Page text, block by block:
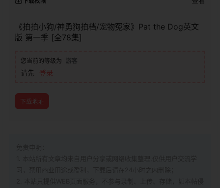
《拍拍小狗/神勇狗拍档/宠物冤家》Pat the Dog英文
版 第一季 [全78集]
您当前的等级为 游客
请先 登录
下载地址